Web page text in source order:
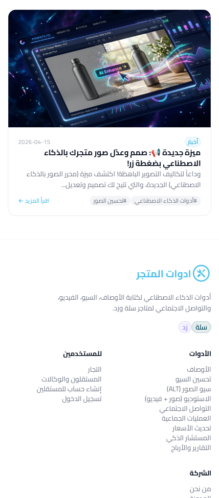
أخبار 2026-04-15
ميزة جديدة 📢: صمم وعدّل صور متجرك بالذكاء
الاصطناعي بضغطة زر!
وداعاً لتكاليف التصوير الباهظة! اكتشف ميزة (محرر الصور بالذكاء
الاصطناعي) الجديدة، والتي تتيح لك تصميم وتعديل...
#أدوات الذكاء الاصطناعي #تحسين الصور اقرأ المزيد ←
أدوات الذكاء الاصطناعي لكتابة الأوصاف، السيو، الفيديو،
والتواصل الاجتماعي لمتاجر سلة وزد.
سلة
زد
الأدوات
الأوصاف
تحسين السيو
سيو الصور (ALT)
الاستوديو (صور + فيديو)
التواصل الاجتماعي
العمليات الجماعية
تحديث الأسعار
المستشار الذكي
التقارير والأرباح
للمستخدمين
التجار
المستقلون والوكالات
إنشاء حساب للمستقلين
تسجيل الدخول
الشركة
من نحن